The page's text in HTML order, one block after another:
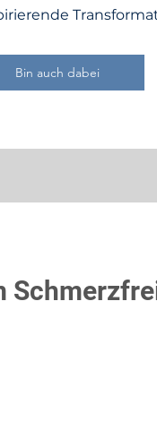
Bin auch dabei